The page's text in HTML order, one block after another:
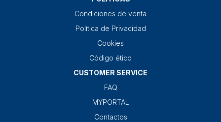
Condiciones de venta
Política de Privacidad
Cookies
Código ético
CUSTOMER SERVICE
FAQ
MYPORTAL
Contactos